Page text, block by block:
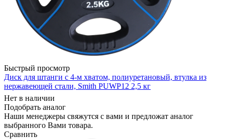
Быстрый просмотр
Диск для штанги c 4-м хватом, полиуретановый, втулка из
нержавеющей стали, Smith PUWP12 2,5 кг
Нет в наличии
Подобрать аналог
Наши менеджеры свяжутся с вами и предложат аналог
выбранного Вами товара.
Сравнить